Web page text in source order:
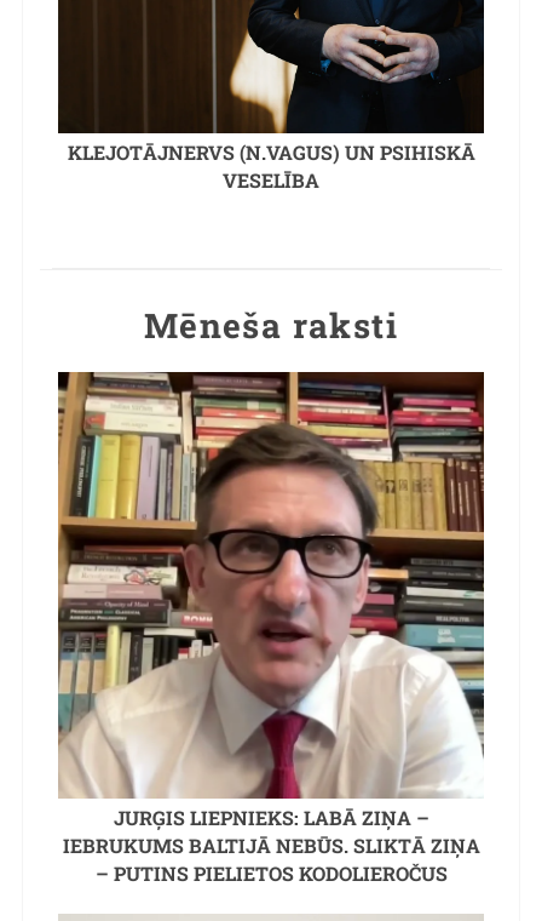
KLEJOTĀJNERVS (N.VAGUS) UN PSIHISKĀ
VESELĪBA
Mēneša raksti
JURĢIS LIEPNIEKS: LABĀ ZIŅA –
IEBRUKUMS BALTIJĀ NEBŪS. SLIKTĀ ZIŅA
– PUTINS PIELIETOS KODOLIEROČUS